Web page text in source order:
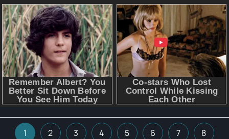
1 2 3 4 5 6 7 8